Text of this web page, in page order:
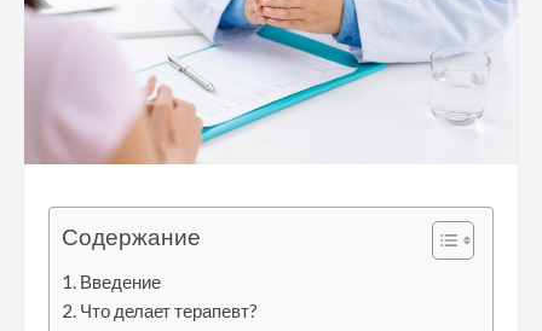
Содержание
Введение
Что делает терапевт?